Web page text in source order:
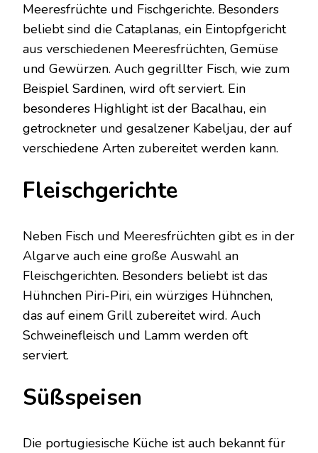
Meeresfrüchte und Fischgerichte. Besonders
beliebt sind die Cataplanas, ein Eintopfgericht
aus verschiedenen Meeresfrüchten, Gemüse
und Gewürzen. Auch gegrillter Fisch, wie zum
Beispiel Sardinen, wird oft serviert. Ein
besonderes Highlight ist der Bacalhau, ein
getrockneter und gesalzener Kabeljau, der auf
verschiedene Arten zubereitet werden kann.
Fleischgerichte
Neben Fisch und Meeresfrüchten gibt es in der
Algarve auch eine große Auswahl an
Fleischgerichten. Besonders beliebt ist das
Hühnchen Piri-Piri, ein würziges Hühnchen,
das auf einem Grill zubereitet wird. Auch
Schweinefleisch und Lamm werden oft
serviert.
Süßspeisen
Die portugiesische Küche ist auch bekannt für